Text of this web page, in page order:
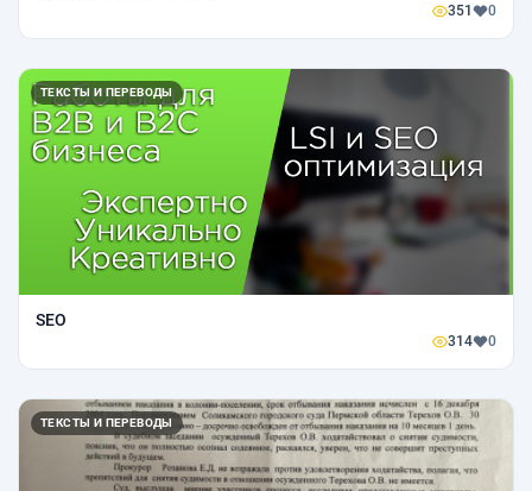
351 0
ТЕКСТЫ И ПЕРЕВОДЫ
SEO
314 0
ТЕКСТЫ И ПЕРЕВОДЫ